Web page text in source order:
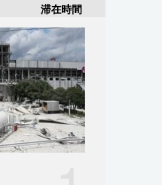
滞在時間